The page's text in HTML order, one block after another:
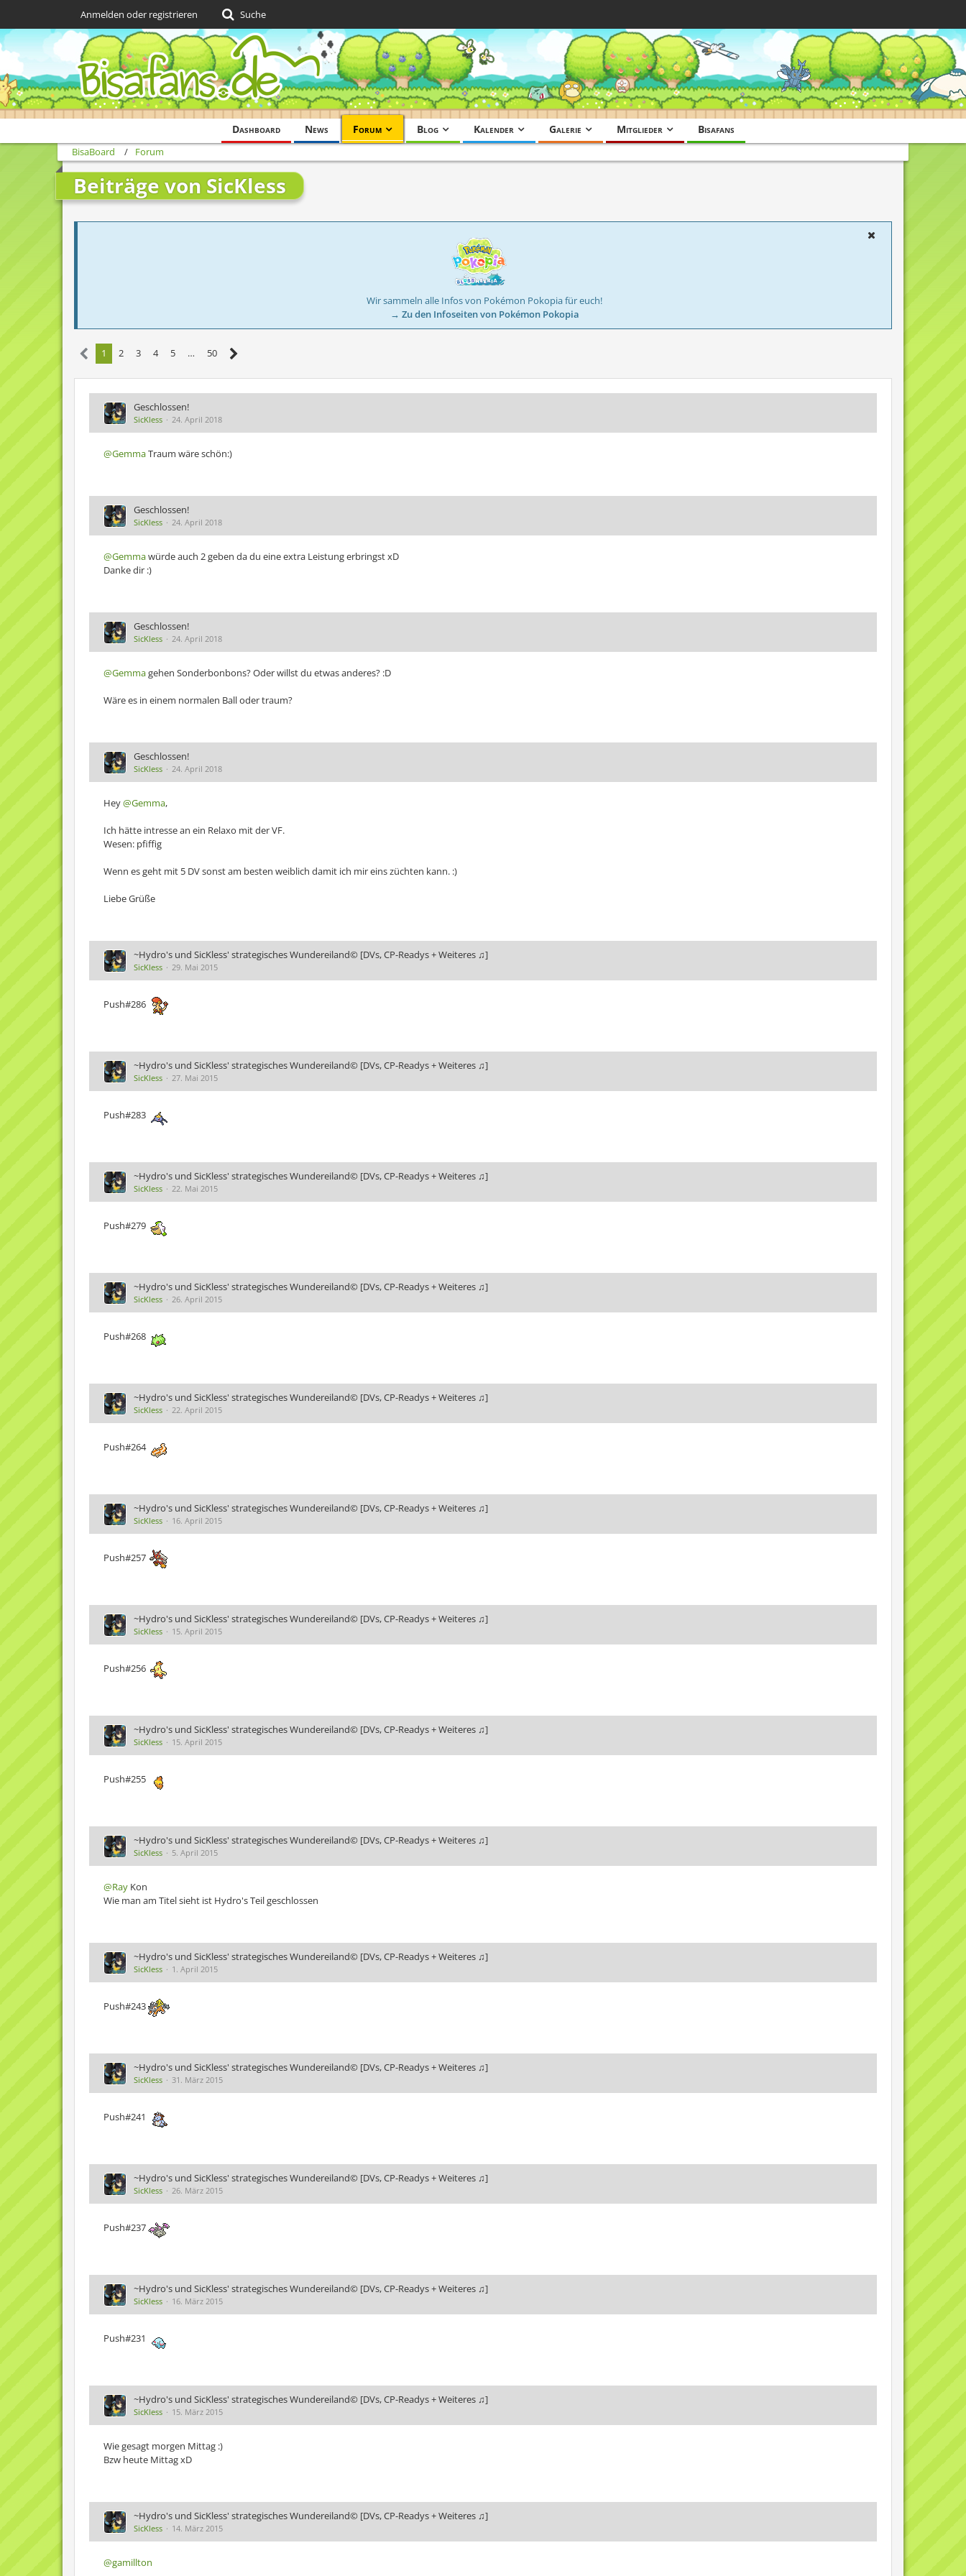
Dashboard News Forum Blog Kalender Galerie Mitglieder Bisafans
Anmelden oder registrieren Suche
BisaBoard Forum
Beiträge von SicKless
Wir sammeln alle Infos von Pokémon Pokopia für euch!
→ Zu den Infoseiten von Pokémon Pokopia
1 2 3 4 5 … 50
Geschlossen!
SicKless 24. April 2018
@GemmaTraum wäre schön:)
Geschlossen!
SicKless 24. April 2018
@Gemmawürde auch 2 geben da du eine extra Leistung erbringst xD
Danke dir :)
Geschlossen!
SicKless 24. April 2018
@Gemmagehen Sonderbonbons? Oder willst du etwas anderes? :D
Wäre es in einem normalen Ball oder traum?
Geschlossen!
SicKless 24. April 2018
Hey@Gemma,
Ich hätte intresse an ein Relaxo mit der VF.
Wesen: pfiffig
Wenn es geht mit 5 DV sonst am besten weiblich damit ich mir eins züchten kann. :)
Liebe Grüße
~Hydro's und SicKless' strategisches Wundereiland© [DVs, CP-Readys + Weiteres ♫]
SicKless 29. Mai 2015
Push#286
~Hydro's und SicKless' strategisches Wundereiland© [DVs, CP-Readys + Weiteres ♫]
SicKless 27. Mai 2015
Push#283
~Hydro's und SicKless' strategisches Wundereiland© [DVs, CP-Readys + Weiteres ♫]
SicKless 22. Mai 2015
Push#279
~Hydro's und SicKless' strategisches Wundereiland© [DVs, CP-Readys + Weiteres ♫]
SicKless 26. April 2015
Push#268
~Hydro's und SicKless' strategisches Wundereiland© [DVs, CP-Readys + Weiteres ♫]
SicKless 22. April 2015
Push#264
~Hydro's und SicKless' strategisches Wundereiland© [DVs, CP-Readys + Weiteres ♫]
SicKless 16. April 2015
Push#257
~Hydro's und SicKless' strategisches Wundereiland© [DVs, CP-Readys + Weiteres ♫]
SicKless 15. April 2015
Push#256
~Hydro's und SicKless' strategisches Wundereiland© [DVs, CP-Readys + Weiteres ♫]
SicKless 15. April 2015
Push#255
~Hydro's und SicKless' strategisches Wundereiland© [DVs, CP-Readys + Weiteres ♫]
SicKless 5. April 2015
@Ray Kon
Wie man am Titel sieht ist Hydro's Teil geschlossen
~Hydro's und SicKless' strategisches Wundereiland© [DVs, CP-Readys + Weiteres ♫]
SicKless 1. April 2015
Push#243
~Hydro's und SicKless' strategisches Wundereiland© [DVs, CP-Readys + Weiteres ♫]
SicKless 31. März 2015
Push#241
~Hydro's und SicKless' strategisches Wundereiland© [DVs, CP-Readys + Weiteres ♫]
SicKless 26. März 2015
Push#237
~Hydro's und SicKless' strategisches Wundereiland© [DVs, CP-Readys + Weiteres ♫]
SicKless 16. März 2015
Push#231
~Hydro's und SicKless' strategisches Wundereiland© [DVs, CP-Readys + Weiteres ♫]
SicKless 15. März 2015
Wie gesagt morgen Mittag :)
Bzw heute Mittag xD
~Hydro's und SicKless' strategisches Wundereiland© [DVs, CP-Readys + Weiteres ♫]
SicKless 14. März 2015
@gamillton